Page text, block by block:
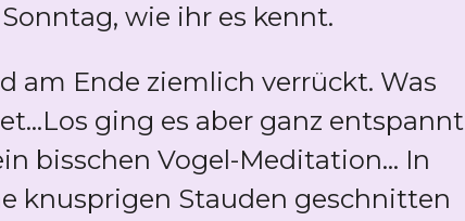
wie ihr es kennt.
am Ende ziemlich verrückt. Was
ging es aber ganz entspannt
bisschen Vogel-Meditation... In
knusprigen Stauden geschnitten